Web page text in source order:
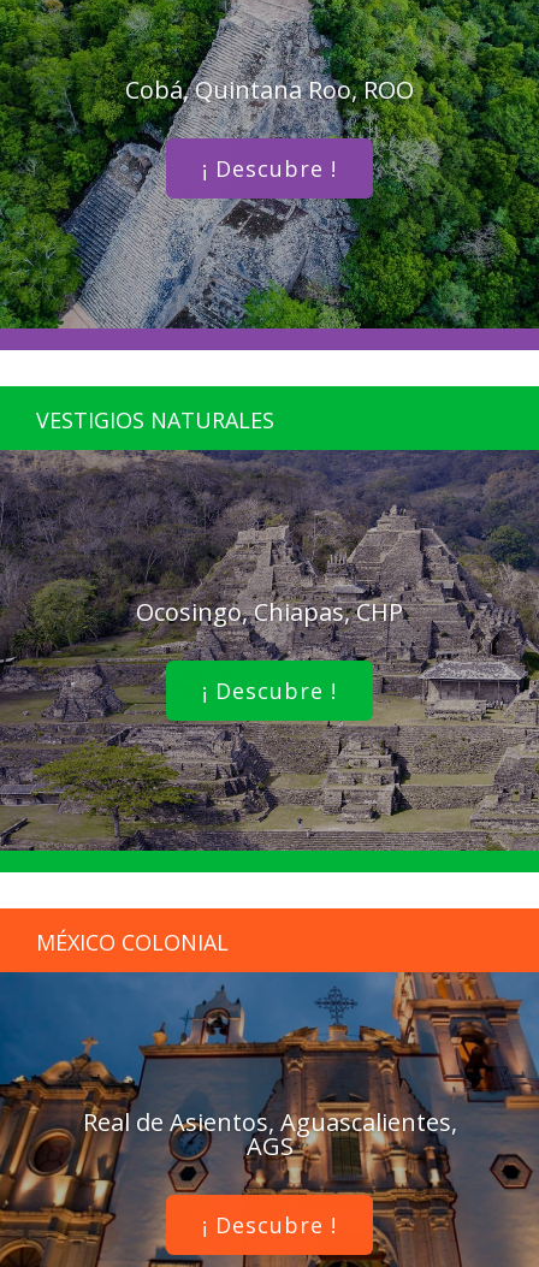
Cobá, Quintana Roo, ROO
¡ Descubre !
VESTIGIOS NATURALES
Ocosingo, Chiapas, CHP
¡ Descubre !
MÉXICO COLONIAL
Real de Asientos, Aguascalientes,
AGS
¡ Descubre !